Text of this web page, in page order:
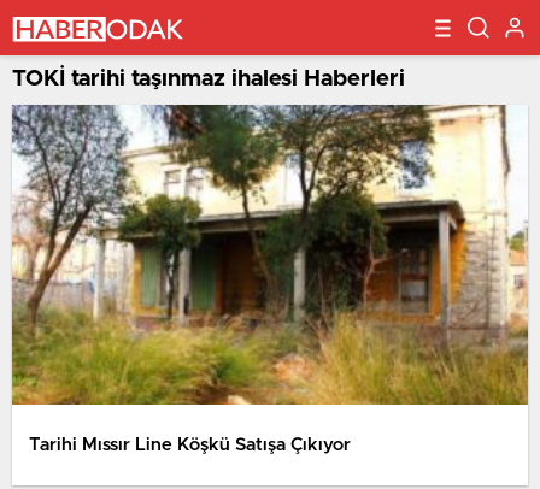
TOKİ tarihi taşınmaz ihalesi Haberleri
Tarihi Mıssır Line Köşkü Satışa Çıkıyor